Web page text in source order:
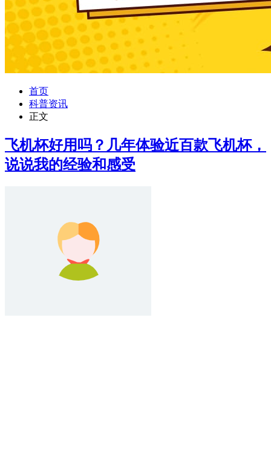
首页
科普资讯
正文
飞机杯好用吗？几年体验近百款飞机杯，
说说我的经验和感受